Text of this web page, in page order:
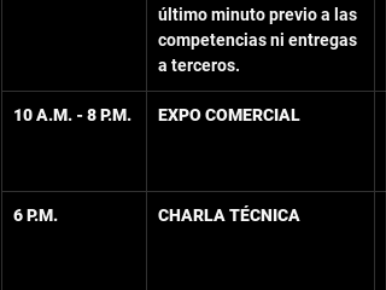
último minuto previo a las
competencias ni entregas
a terceros.
10 A.M. - 8 P.M. EXPO COMERCIAL
6 P.M. CHARLA TÉCNICA